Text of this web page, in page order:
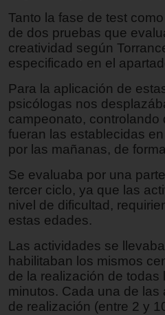
Tanto la fase de test
de dos pruebas que
creatividad según
especificado en el
Para la aplicación de
psicólogas nos
campeonato,
fueran las establecidas
por las mañanas, de
Se evaluaba por una
tercer ciclo, ya que las
nivel de dificultad,
estas edades.
Las actividades se
habilitaban los mismos
de la realización de
minutos. Cada una de
de realización (entre 2 y